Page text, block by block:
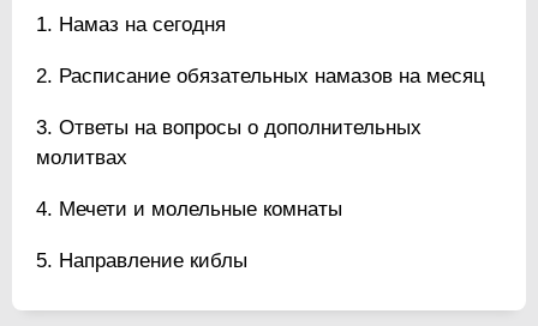
Намаз на сегодня
Расписание обязательных намазов на месяц
Ответы на вопросы о дополнительных
молитвах
Мечети и молельные комнаты
Направление киблы